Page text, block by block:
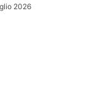
2026